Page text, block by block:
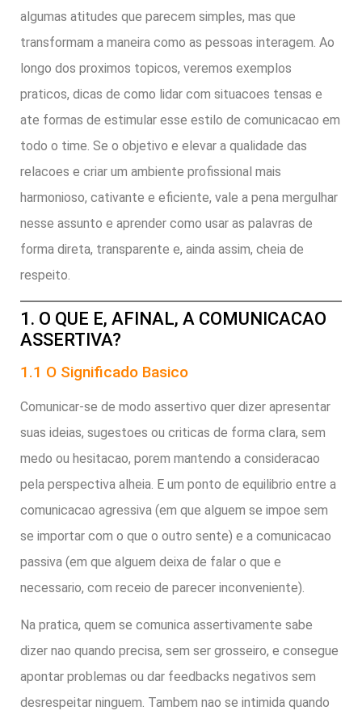
algumas atitudes que parecem simples, mas que
transformam a maneira como as pessoas interagem. Ao
longo dos proximos topicos, veremos exemplos
praticos, dicas de como lidar com situacoes tensas e
ate formas de estimular esse estilo de comunicacao em
todo o time. Se o objetivo e elevar a qualidade das
relacoes e criar um ambiente profissional mais
harmonioso, cativante e eficiente, vale a pena mergulhar
nesse assunto e aprender como usar as palavras de
forma direta, transparente e, ainda assim, cheia de
respeito.
1. O QUE E, AFINAL, A COMUNICACAO
ASSERTIVA?
1.1 O Significado Basico
Comunicar-se de modo assertivo quer dizer apresentar
suas ideias, sugestoes ou criticas de forma clara, sem
medo ou hesitacao, porem mantendo a consideracao
pela perspectiva alheia. E um ponto de equilibrio entre a
comunicacao agressiva (em que alguem se impoe sem
se importar com o que o outro sente) e a comunicacao
passiva (em que alguem deixa de falar o que e
necessario, com receio de parecer inconveniente).
Na pratica, quem se comunica assertivamente sabe
dizer nao quando precisa, sem ser grosseiro, e consegue
apontar problemas ou dar feedbacks negativos sem
desrespeitar ninguem. Tambem nao se intimida quando